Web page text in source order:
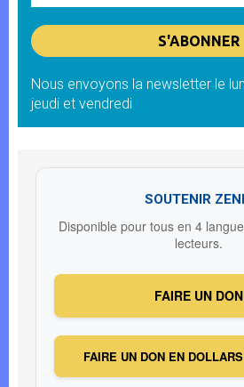
Nous envoyons la newsletter le
jeudi et vendredi
SOUTENIR
Disponible pour tous en 4
lecteurs.
FAIRE UN DON
FAIRE UN DON EN